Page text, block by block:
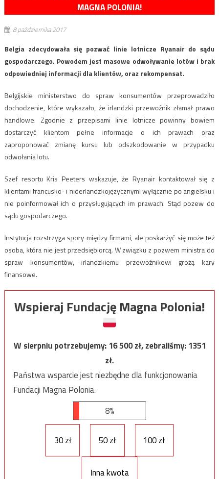
MAGNA POLONIA!
8 października 2017
Belgia zdecydowała się pozwać linie lotnicze Ryanair do sądu
gospodarczego. Powodem jest masowe odwoływanie lotów i brak
odpowiedniej informacji dla klientów, oraz rekompensat.
Belgijskie ministerstwo do spraw konsumentów przeprowadziło
dochodzenie, które wykazało, że irlandzki przewoźnik złamał prawo
handlowe. Zgodnie z przepisami linie lotnicze powinny bowiem
dostarczyć klientom pełne informacje o ich prawach oraz
zaproponować zmianę kursu lub odszkodowanie w przypadku
odwołania lotu.
Szef resortu Kris Peeters wskazuje, że Ryanair kontaktował się z
klientami francusko- i niderlandzkojęzycznymi wyłącznie po angielsku i
nie poinformował ich o przysługujących im prawach. Stąd pozew do
sądu gospodarczego.
Instytucja rozstrzyga spory między firmami, ale poskarżyć się może też
osoba, która nie jest przedsiębiorcą. W związku z pozwem ministra do
spraw konsumentów, irlandzkiemu przewoźnikowi grożą kary
finansowe.
Wspieraj Fundację Magna Polonia!
W sierpniu potrzebujemy:16 500zł, zebraliśmy:1351
zł.
Państwa wsparcie jest niezbędne dla funkcjonowania
Fundacji Magna Polonia.
8%
30 zł 50 zł 100 zł
Inna kwota